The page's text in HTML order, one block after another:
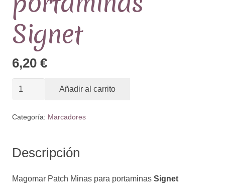
Signet
6,20 €
Minas
portaminas
Añadir al carrito
Categoría: Marcadores
Descripción
Magomar Patch Minas para portaminas Signet